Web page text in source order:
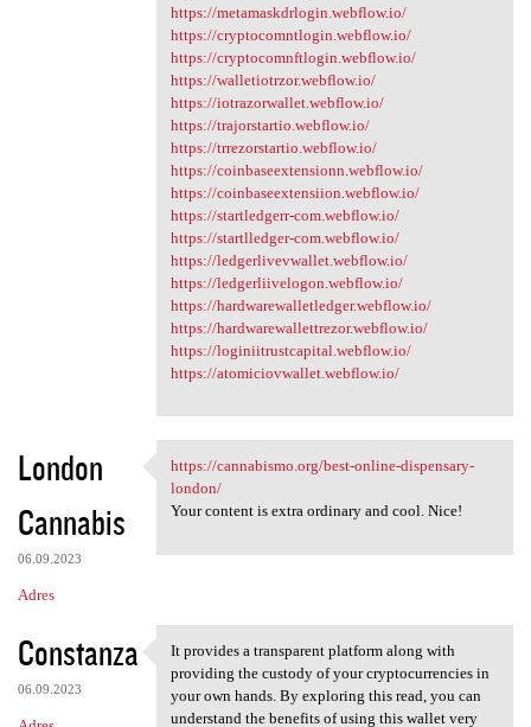
https://metamaskdrlogin.webflow.io/
https://cryptocomntlogin.webflow.io/
https://cryptocomnftlogin.webflow.io/
https://walletiotrzor.webflow.io/
https://iotrazorwallet.webflow.io/
https://trajorstartio.webflow.io/
https://trrezorstartio.webflow.io/
https://coinbaseextensionn.webflow.io/
https://coinbaseextensiion.webflow.io/
https://startledgerr-com.webflow.io/
https://startlledger-com.webflow.io/
https://ledgerlivevwallet.webflow.io/
https://ledgerliivelogon.webflow.io/
https://hardwarewalletledger.webflow.io/
https://hardwarewallettrezor.webflow.io/
https://loginiitrustcapital.webflow.io/
https://atomiciovwallet.webflow.io/
London
Cannabis
06.09.2023
Adres
https://cannabismo.org/best
https://cannabismo.org/best-online-dispensary-
london/
Your content is extra ordinary and cool. Nice!
Constanza
06.09.2023
It provides a transparent
It provides a transparent platform along with
providing the custody of your cryptocurrencies in
your own hands. By exploring this read, you can
understand the benefits of using this wallet very